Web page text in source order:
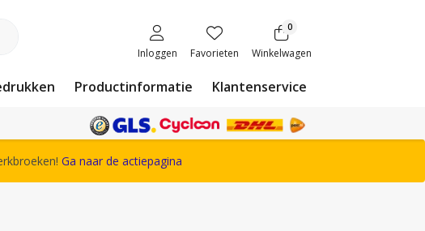
Inloggen Favorieten
0
Winkelwagen
Productinformatie Klantenservice
Het complete Snickers Workwear assortiment
Ga naar de actiepagina